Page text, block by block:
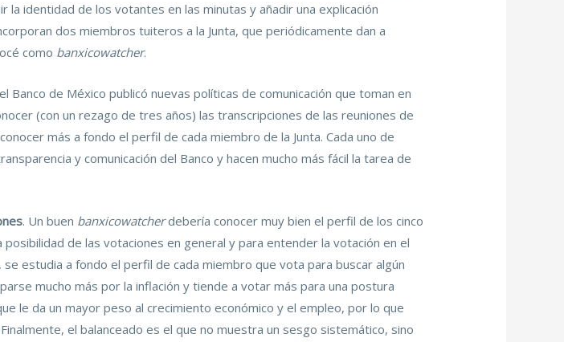
identidad de los votantes en las minutas y añadir una explicación
dos miembros tuiteros a la Junta, que periódicamente dan a
como banxicowatcher.
de México publicó nuevas políticas de comunicación que toman en
(con un rezago de tres años) las transcripciones de las reuniones de
más a fondo el perfil de cada miembro de la Junta. Cada uno de
y comunicación del Banco y hacen mucho más fácil la tarea de
. Un buen banxicowatcherdebería conocer muy bien el perfil de los cinco
de las votaciones en general y para entender la votación en el
estudia a fondo el perfil de cada miembro que vota para buscar algún
mucho más por la inflación y tiende a votar más para una postura
le da un mayor peso al crecimiento económico y el empleo, por lo que
el balanceado es el que no muestra un sesgo sistemático, sino